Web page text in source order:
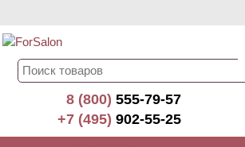
8 (800)555-79-57
+7 (495)902-55-25